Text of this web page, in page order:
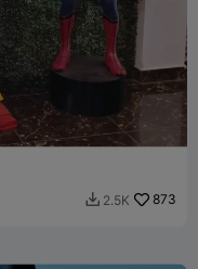
 2.5K 873